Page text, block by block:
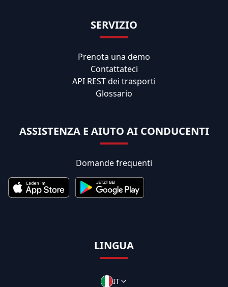
SERVIZIO
Prenota una demo
Contattateci
API REST dei trasporti
Glossario
ASSISTENZA E AIUTO AI CONDUCENTI
Domande frequenti
LINGUA
IT